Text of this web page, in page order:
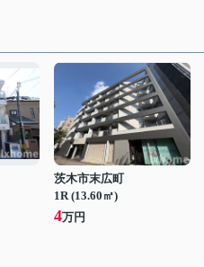
茨木市末広町
1R (13.60㎡)
4万円